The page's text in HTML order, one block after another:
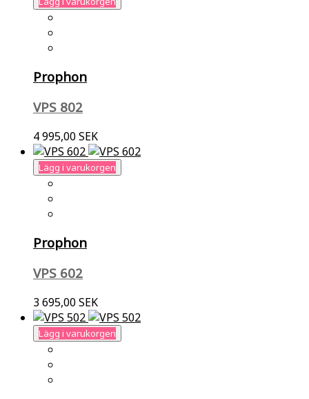
Prophon
VPS 802
4 995,00 SEK
Lägg i varukorgen
Prophon
VPS 602
3 695,00 SEK
Lägg i varukorgen